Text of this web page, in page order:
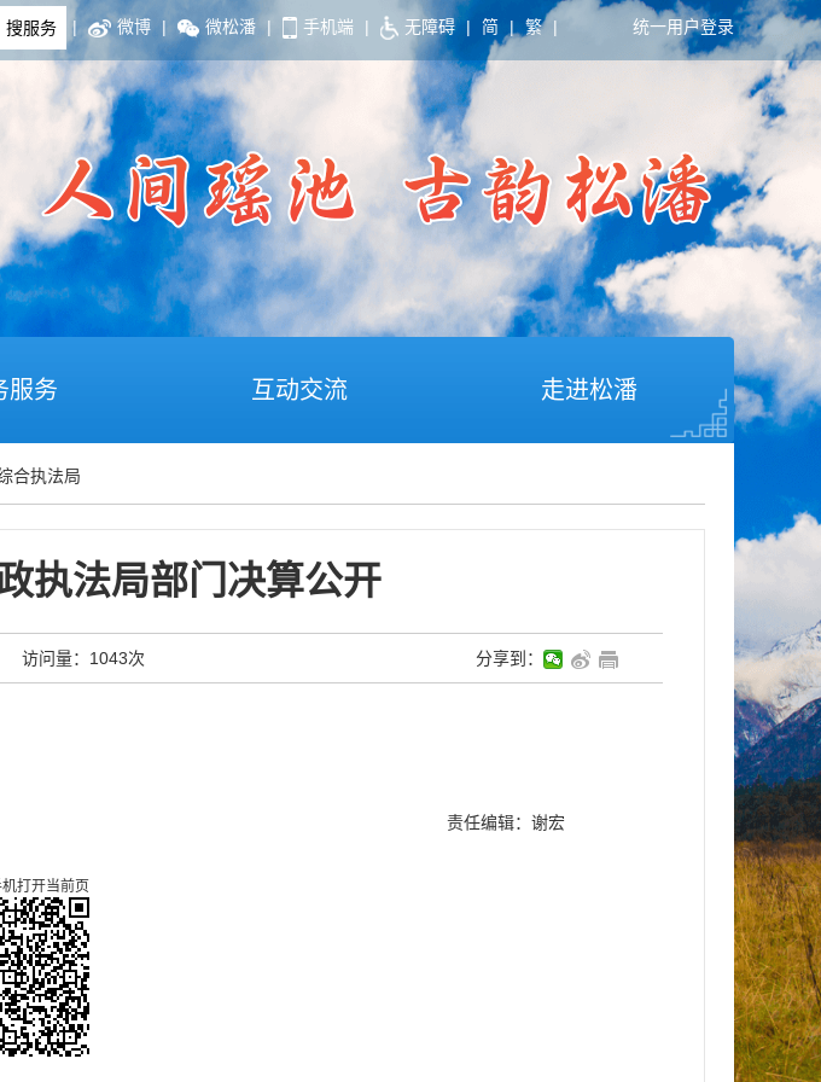
| 微博 | 微松潘 | 手机端 | 无障碍 | 简 | 繁 | 统一用户登录
服务 互动交流 走进松潘
合执法局
执法局部门决算公开
访问量： 1043次 分享到：
责任编辑：谢宏
打开当前页